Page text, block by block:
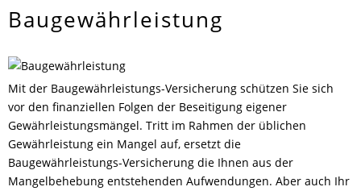
Baugewährleistung
Mit der Baugewährleistungs-Versicherung schützen Sie sich
vor den finanziellen Folgen der Beseitigung eigener
Gewährleistungsmängel. Tritt im Rahmen der üblichen
Gewährleistung ein Mangel auf, ersetzt die
Baugewährleistungs-Versicherung die Ihnen aus der
Mangelbehebung entstehenden Aufwendungen. Aber auch Ihr